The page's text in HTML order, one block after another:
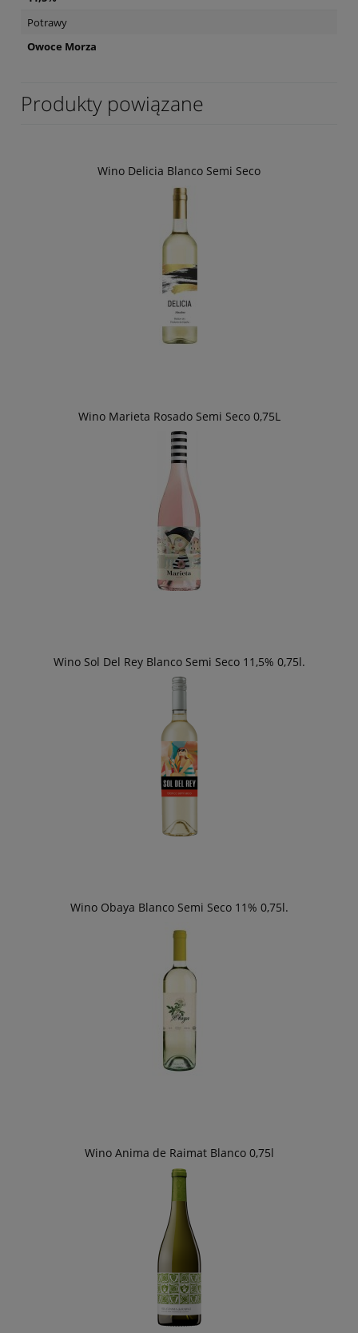
Potrawy
Owoce Morza
Produkty powiązane
Wino Delicia Blanco Semi Seco
Wino Marieta Rosado Semi Seco 0,75L
Wino Sol Del Rey Blanco Semi Seco 11,5% 0,75l.
Wino Obaya Blanco Semi Seco 11% 0,75l.
Wino Anima de Raimat Blanco 0,75l